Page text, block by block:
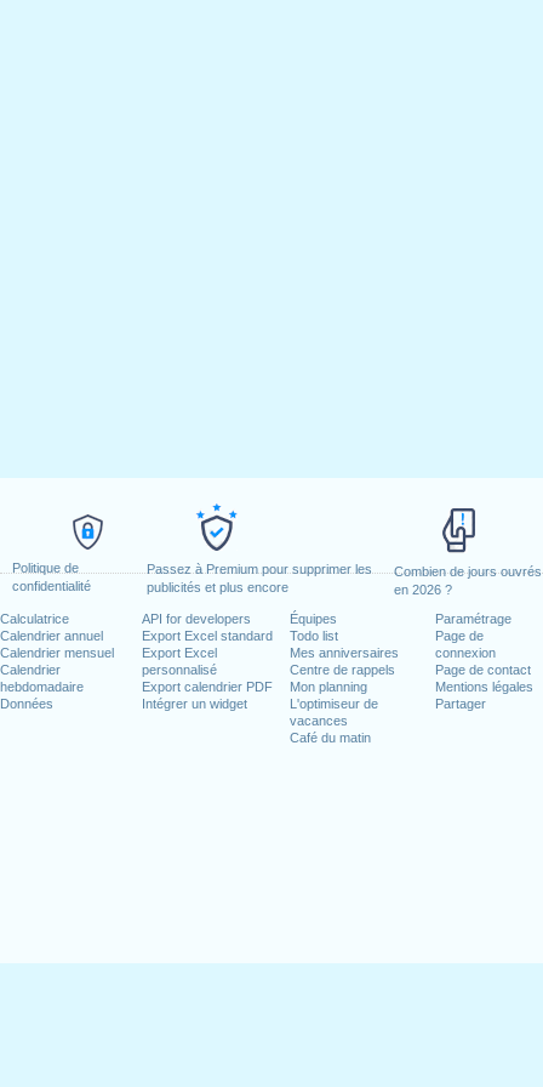
Politique de
confidentialité
Passez à Premium pour supprimer les
publicités et plus encore
Combien de jours ouvrés
en 2026 ?
Calculatrice
Calendrier annuel
Calendrier mensuel
Calendrier
hebdomadaire
Données
API for developers
Export Excel standard
Export Excel
personnalisé
Export calendrier PDF
Intégrer un widget
Équipes
Todo list
Mes anniversaires
Centre de rappels
Mon planning
L'optimiseur de
vacances
Café du matin
Paramétrage
Page de
connexion
Page de contact
Mentions légales
Partager